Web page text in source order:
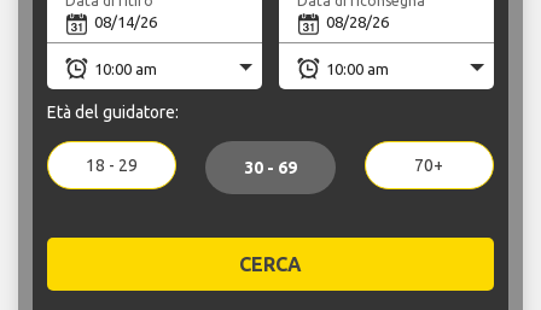
Età del guidatore:
18 - 29 30 - 69 70+
CERCA